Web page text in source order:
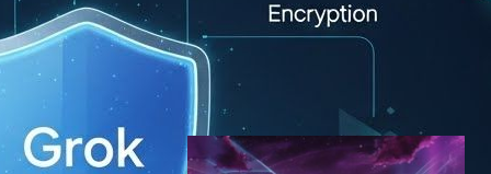
格参入、業界最安値の価格設
定で競合を圧倒
AI（人工知能）ニュース
2025年12月18日8:46